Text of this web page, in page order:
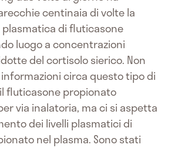
centinaia di volte la
di fluticasone
luogo a concentrazioni
del cortisolo sierico. Non
circa questo tipo di
fluticasone propionato
via inalatoria, ma ci si aspetta
dei livelli plasmatici di
nel plasma. Sono stati